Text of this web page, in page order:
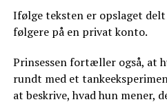
Ifølge teksten er opslaget delt
følgere på en privat konto.
Prinsessen fortæller også, at
rundt med et
at beskrive, hvad hun mener,